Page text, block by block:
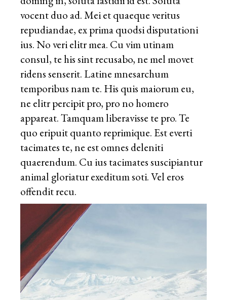
vocent duo ad. Mei et quaeque veritus
repudiandae, ex prima quodsi disputationi
ius. No veri elitr mea. Cu vim utinam
consul, te his sint recusabo, ne mel movet
ridens senserit. Latine mnesarchum
temporibus nam te. His quis maiorum eu,
ne elitr percipit pro, pro no homero
appareat. Tamquam liberavisse te pro. Te
quo eripuit quanto reprimique. Est everti
tacimates te, ne est omnes deleniti
quaerendum. Cu ius tacimates suscipiantur
animal gloriatur exeditum soti. Vel eros
offendit recu.